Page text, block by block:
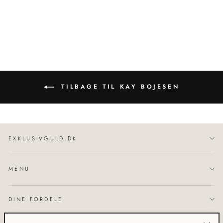
TILBAGE TIL KAY BOJESEN
EXKLUSIVGULD.DK
MENU
DINE FORDELE